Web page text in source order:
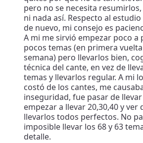
pero no se necesita
ni nada así. Respecto al
de nuevo, mi consejo es
A mi me sirvió empezar poco a
pocos temas (en primera vuelta
semana) pero llevarlos bien,
técnica del cante, en vez de
temas y llevarlos regular. A mi
costó de los cantes, me
inseguridad, fue pasar de llevar
empezar a llevar 20,30,40 y ver
llevarlos todos perfectos. No
imposible llevar los 68 y 63
detalle.